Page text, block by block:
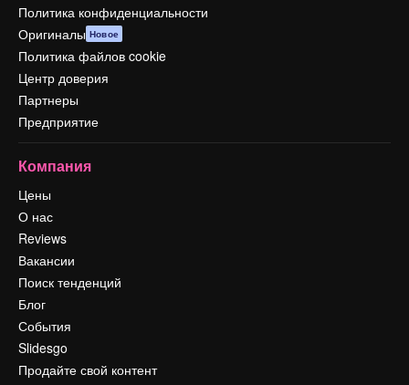
Политика конфиденциальности
Оригиналы Новое
Политика файлов cookie
Центр доверия
Партнеры
Предприятие
Компания
Цены
О нас
Reviews
Вакансии
Поиск тенденций
Блог
События
Slidesgo
Продайте свой контент